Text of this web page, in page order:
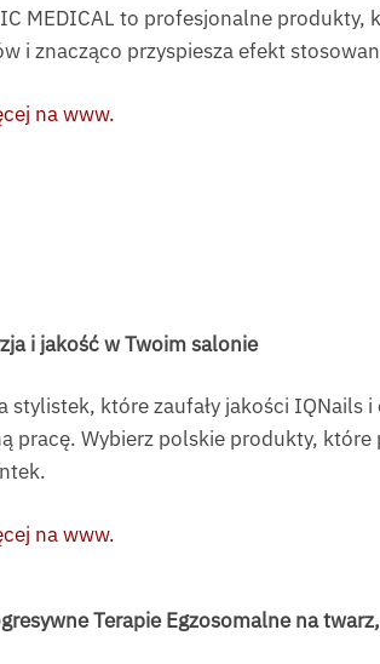
MEDICAL to profesjonalne produkty,
i znacząco przyspiesza efekt
na www.
i jakość w Twoim salonie
stylistek, które zaufały jakości IQNails
pracę. Wybierz polskie produkty,
na www.
Terapie Egzosomalnena